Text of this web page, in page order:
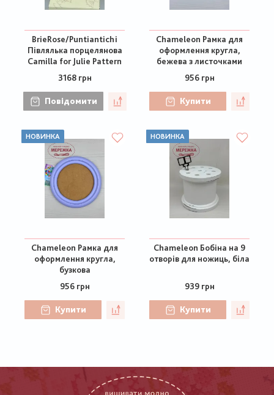
BrieRose/Puntiantichi
Півлялька порцелянова
Camilla for Julie Pattern
3168 грн
Повідомити
Chameleon Рамка для
оформлення кругла,
бежева з листочками
956 грн
Купити
НОВИНКА
Chameleon Рамка для
оформлення кругла,
бузкова
956 грн
Купити
НОВИНКА
Chameleon Бобіна на 9
отворів для ножиць, біла
939 грн
Купити